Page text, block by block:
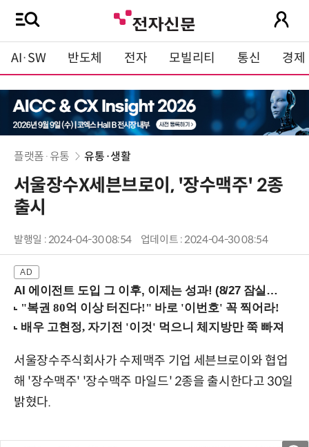
AI·SW 반도체 전자 모빌리티 통신 경제
플랫폼·유통 유통·생활
서울장수X세븐브로이, '장수맥주' 2종
출시
발행일 : 2024-04-30 08:54 업데이트 : 2024-04-30 08:54
AI 에이전트 도입 그 이후, 이제는 성과! (8/27 잠실역)
서울장수주식회사가 수제맥주 기업 세븐브로이와 협업
해 '장수맥주' '장수맥주 마일드' 2종을 출시한다고 30일
밝혔다.